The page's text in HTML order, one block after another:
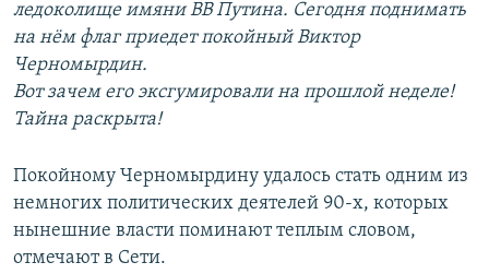
ледоколище имяни ВВ Путина. Сегодня поднимать
на нём флаг приедет покойный Виктор
Черномырдин.
Вот зачем его эксгумировали на прошлой неделе!
Тайна раскрыта!
Покойному Черномырдину удалось стать одним из
немногих политических деятелей 90-х, которых
нынешние власти поминают теплым словом,
отмечают в Сети.